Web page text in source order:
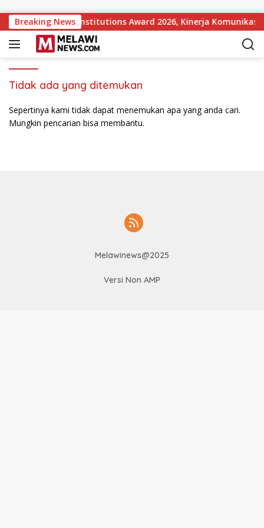
Breaking News
Government Institutions Award 2026, Kinerja Komunikasi
Tidak ada yang ditemukan
Sepertinya kami tidak dapat menemukan apa yang anda cari.
Mungkin pencarian bisa membantu.
Melawinews@2025
Versi Non AMP